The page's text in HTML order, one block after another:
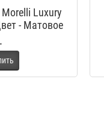
Luxury
- Матовое